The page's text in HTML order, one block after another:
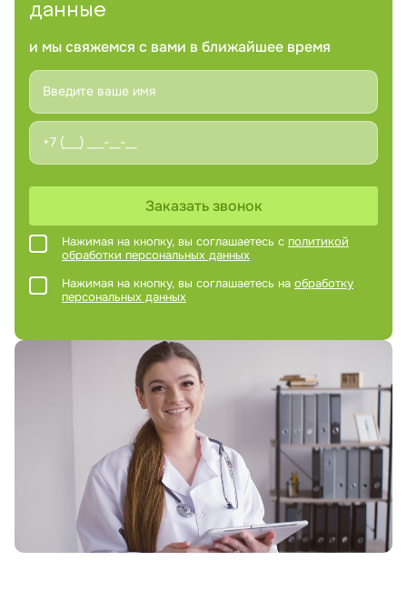
данные
и мы свяжемся с вами в ближайшее время
Заказать звонок
Нажимая на кнопку, вы соглашаетесь с политикой
обработки персональных данных
Нажимая на кнопку, вы соглашаетесь на обработку
персональных данных